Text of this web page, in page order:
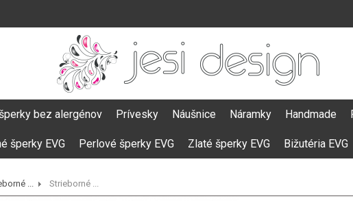
bez alergénov Prívesky Náušnice Náramky Handmade
šperky EVG Perlové šperky EVG Zlaté šperky EVG Bižutéria EVG
... Strieborné ...